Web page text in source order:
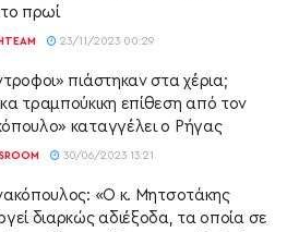
πρωί
23/11/2023 00:29
πιάστηκαν στα χέρια;
τραμπούκικη επίθεση από τον
καταγγέλει ο Ρήγας
30/06/2023 13:21
«Ο κ. Μητσοτάκης
διαρκώς αδιέξοδα, τα οποία σε